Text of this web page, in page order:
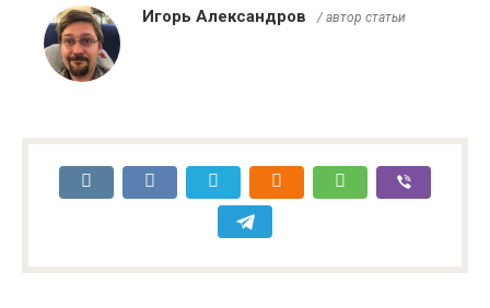
Игорь Александров / автор статьи